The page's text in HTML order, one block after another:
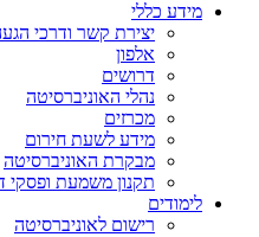
מידע כללי
יצירת קשר ודרכי
אלפון
דרושים
נהלי האוניברסיטה
מכרזים
מידע לשעת חירום
מבקרת האוניברסיטה
תקנון משמעת ופסקי
לימודים
רישום לאוניברסיטה